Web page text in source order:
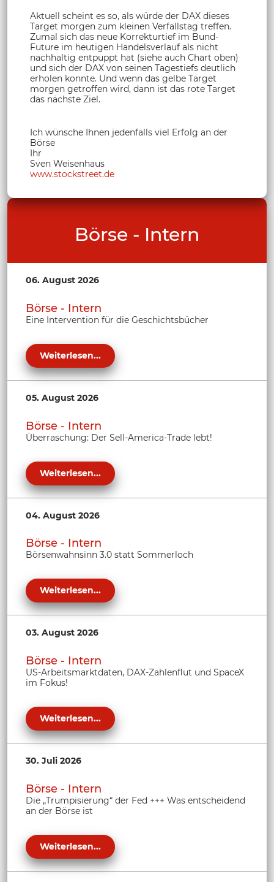
Aktuell scheint es so, als würde der DAX dieses
Target morgen zum kleinen Verfallstag treffen.
Zumal sich das neue Korrekturtief im Bund-
Future im heutigen Handelsverlauf als nicht
nachhaltig entpuppt hat (siehe auch Chart oben)
und sich der DAX von seinen Tagestiefs deutlich
erholen konnte. Und wenn das gelbe Target
morgen getroffen wird, dann ist das rote Target
das nächste Ziel.
Ich wünsche Ihnen jedenfalls viel Erfolg an der
Börse
Ihr
Sven Weisenhaus
www.stockstreet.de
Börse - Intern
06. August 2026
Börse - Intern
Eine Intervention für die Geschichtsbücher
Weiterlesen...
05. August 2026
Börse - Intern
Überraschung: Der Sell-America-Trade lebt!
Weiterlesen...
04. August 2026
Börse - Intern
Börsenwahnsinn 3.0 statt Sommerloch
Weiterlesen...
03. August 2026
Börse - Intern
US-Arbeitsmarktdaten, DAX-Zahlenflut und SpaceX
im Fokus!
Weiterlesen...
30. Juli 2026
Börse - Intern
Die „Trumpisierung“ der Fed +++ Was entscheidend
an der Börse ist
Weiterlesen...